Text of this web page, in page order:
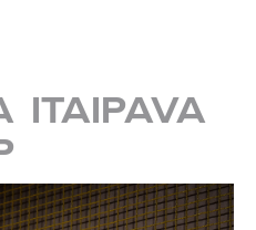
ITAIPAVA